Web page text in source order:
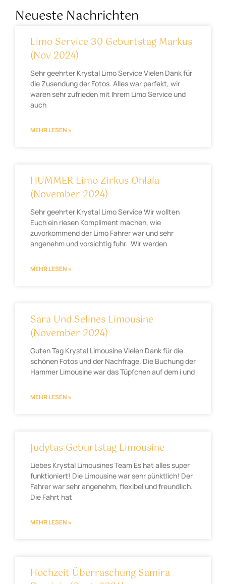
Neueste Nachrichten
Limo Service 30 Geburtstag Markus
(Nov 2024)
Sehr geehrter Krystal Limo Service Vielen Dank für
die Zusendung der Fotos. Alles war perfekt, wir
waren sehr zufrieden mit Ihrem Limo Service und
auch
MEHR LESEN »
HUMMER Limo Zirkus Ohlala
(November 2024)
Sehr geehrter Krystal Limo Service Wir wollten
Euch ein riesen Kompliment machen, wie
zuvorkommend der Limo Fahrer war und sehr
angenehm und vorsichtig fuhr. Wir werden
MEHR LESEN »
Sara Und Selines Limousine
(November 2024)
Guten Tag Krystal Limousine Vielen Dank für die
schönen Fotos und der Nachfrage. Die Buchung der
Hammer Limousine war das Tüpfchen auf dem i und
MEHR LESEN »
Judytas Geburtstag Limousine
Liebes Krystal Limousines Team Es hat alles super
funktioniert! Die Limousine war sehr pünktlich! Der
Fahrer war sehr angenehm, flexibel und freundlich.
Die Fahrt hat
MEHR LESEN »
Hochzeit Überraschung Samira